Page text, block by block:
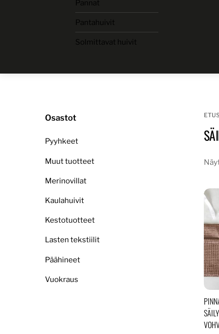
Pannat
Pantahuivit
Solmittavat huivit
Osastot
Pyyhkeet
Muut tuotteet
Merinovillat
Kaulahuivit
Kestotuotteet
Lasten tekstiilit
Päähineet
Vuokraus